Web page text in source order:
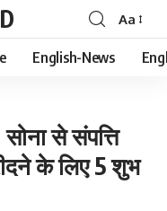
Font
Resizer
Aa
English-News
से संपत्ति
के लिए 5 शुभ